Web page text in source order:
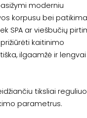
moderniu
korpusu bei patikima
SPA ar viešbučių
kaitinimo
ilgaamžė ir lengvai
tiksliai
parametrus.